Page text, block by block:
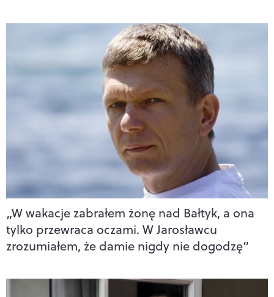
„W wakacje zabrałem żonę nad Bałtyk, a ona
tylko przewraca oczami. W Jarosławcu
zrozumiałem, że damie nigdy nie dogodzę”